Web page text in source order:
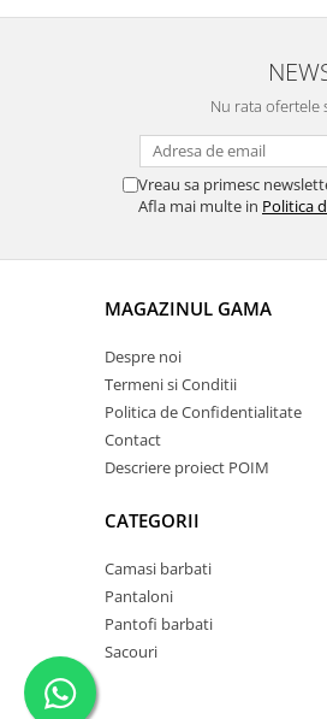
Nu rata ofertele
Vreau sa primesc
Afla mai multe in Politica
MAGAZINUL GAMA
Despre noi
Termeni si Conditii
Politica de Confidentialitate
Contact
Descriere proiect POIM
CATEGORII
Camasi barbati
Pantaloni
Pantofi barbati
Sacouri